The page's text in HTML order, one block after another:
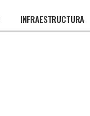
INFRAESTRUCTURA